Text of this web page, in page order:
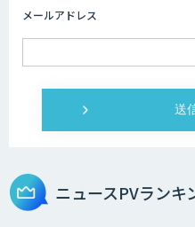
ログミ
メールアドレス
ニュースPVランキ